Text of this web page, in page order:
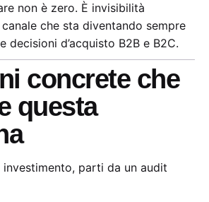
non è zero. È invisibilità
che sta diventando sempre
decisioni d’acquisto B2B e B2C.
concrete che
questa
investimento, parti da un audit